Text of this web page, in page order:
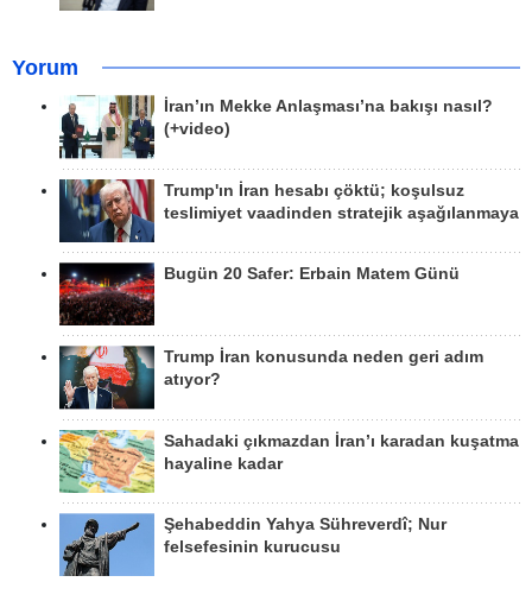
Yorum
İran’ın Mekke Anlaşması’na bakışı nasıl?
(+video)
Trump'ın İran hesabı çöktü; koşulsuz
teslimiyet vaadinden stratejik aşağılanmaya
Bugün 20 Safer: Erbain Matem Günü
Trump İran konusunda neden geri adım
atıyor?
Sahadaki çıkmazdan İran’ı karadan kuşatma
hayaline kadar
Şehabeddin Yahya Sühreverdî; Nur
felsefesinin kurucusu